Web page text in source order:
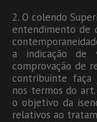
2. O colendo
entendimento de
a indicação de
comprovação de
contribuinte faça
nos termos do art.
o objetivo da
relativos ao